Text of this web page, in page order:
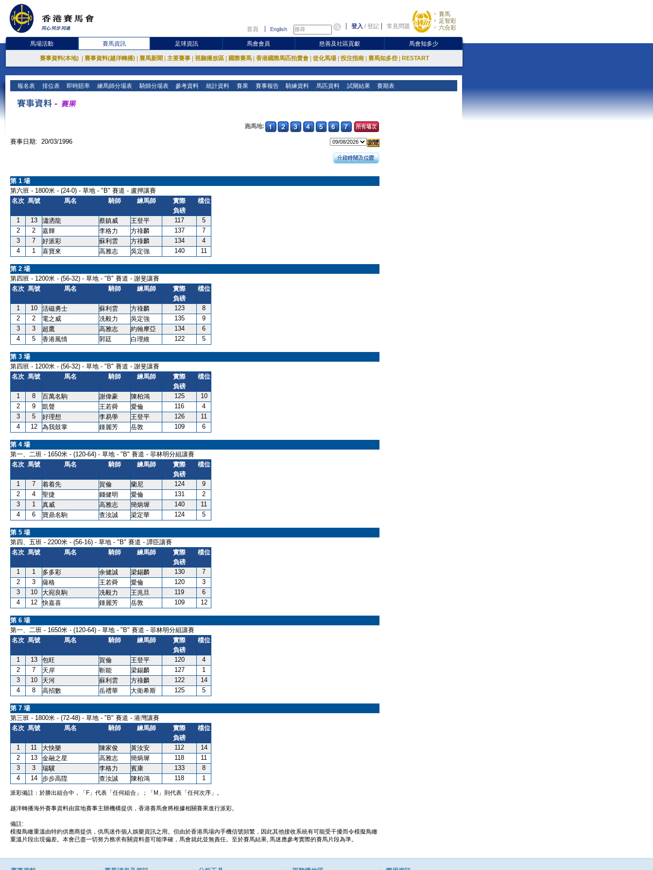
首頁 English 登入 /登記 常見問題
賽馬
足智彩
六合彩
馬場活動 賽馬資訊 足球資訊 馬會會員 慈善及社區貢獻 馬會知多少
賽事資料(本地) 賽事資料(越洋轉播) 賽馬新聞 主要賽事 視聽播放區 國際賽馬 香港國際馬匹拍賣會 從化馬場 投注指南 賽馬知多些 RESTART
報名表 排位表 即時賠率 練馬師分場表 騎師分場表 參考資料 統計資料 賽果 賽事報告 騎練資料 馬匹資料 試閘結果 賽期表
跑馬地:
賽事日期: 20/03/1996
第 1 場
第六班 - 1800米 - (24-0) - 草地 - "B" 賽道 - 盧押讓賽
名次 馬號 馬名 騎師 練馬師
實際
負磅
檔位
1 13 瀟洒龍 蔡鎮威 王登平 117
5
2
2 嘉輝 李格力 方祿麟 137
7
3
7 好派彩 蘇利雲 方祿麟 134
4
4
1 喜寶來 高雅志 吳定強 140 11
第 2 場
第四班 - 1200米 - (56-32) - 草地 - "B" 賽道 - 謝斐讓賽
名次 馬號 馬名 騎師 練馬師
實際
負磅
檔位
1 10 活磁勇士 蘇利雲 方祿麟 123
8
2
2 電之威 冼毅力 吳定強 135
9
3
3 超鷹 高雅志 約翰摩亞 134
6
4
5 香港風情 郭廷 白理維 122 5
第 3 場
第四班 - 1200米 - (56-32) - 草地 - "B" 賽道 - 謝斐讓賽
名次 馬號 馬名 騎師 練馬師
實際
負磅
檔位
1 8 百萬名駒 謝偉豪 陳柏鴻 125
10
2
9 凱聲 王若舜 愛倫 116
4
3
5 好理想 李易學 王登平 126
11
4
12 為我鼓掌 鍾麗芳 岳敦 109 6
第 4 場
第一、二班 - 1650米 - (120-64) - 草地 - "B" 賽道 - 菲林明分組讓賽
名次 馬號 馬名 騎師 練馬師
實際
負磅
檔位
1 7 着着先 賀倫 蘭尼 124
9
2
4 聖捷 錢健明 愛倫 131
2
3
1 真威 高雅志 簡炳墀 140
11
4
6 寶鼎名駒 查汝誠 梁定華 124 5
第 5 場
第四、五班 - 2200米 - (56-16) - 草地 - "B" 賽道 - 譚臣讓賽
名次 馬號 馬名 騎師 練馬師
實際
負磅
檔位
1 1 多多彩 余健誠 梁錫麟 130
7
2
3 薩格 王若舜 愛倫 120
3
3
10 大宛良駒 冼毅力 王兆旦 119
6
4
12 快嘉喜 鍾麗芳 岳敦 109 12
第 6 場
第一、二班 - 1650米 - (120-64) - 草地 - "B" 賽道 - 菲林明分組讓賽
名次 馬號 馬名 騎師 練馬師
實際
負磅
檔位
1 13 包旺 賀倫 王登平 120
4
2
7 天岸 靳能 梁錫麟 127
1
3
10 天河 蘇利雲 方祿麟 122
14
4
8 高招數 岳禮華 大衛希斯 125 5
第 7 場
第三班 - 1800米 - (72-48) - 草地 - "B" 賽道 - 港灣讓賽
名次 馬號 馬名 騎師 練馬師
實際
負磅
檔位
1 11 大快樂 陳家俊 黃汝安 112
14
2
13 金融之星 高雅志 簡炳墀 118
11
3
3 瑞驥 李格力 賓康 133
8
4
14 步步高陞 查汝誠 陳柏鴻 118 1
派彩備註：於勝出組合中，「F」代表「任何組合」；「M」則代表「任何次序」。
越洋轉播海外賽事資料由當地賽事主辦機構提供，香港賽馬會將根據相關賽果進行派彩。
備註:
模擬鳥瞰重溫由特約供應商提供，供馬迷作個人娛樂資訊之用。但由於香港馬場內手機信號頻繁，因此其他接收系統有可能受干擾而令模擬鳥瞰
重溫片段出現偏差。本會已盡一切努力務求有關資料盡可能準確，馬會就此並無責任。至於賽馬結果, 馬迷應參考實際的賽馬片段為準。